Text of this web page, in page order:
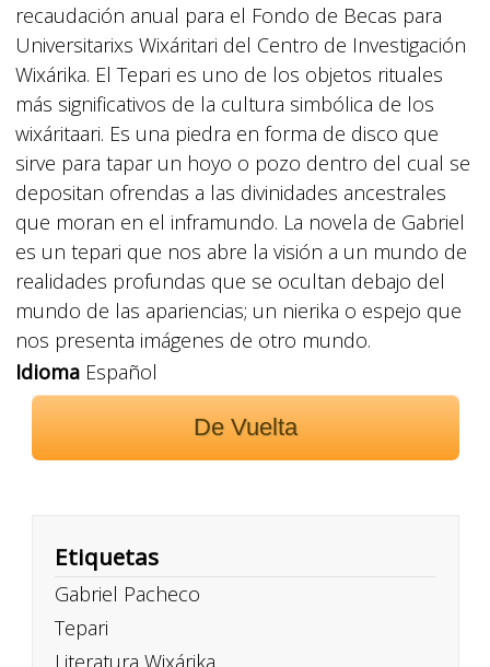
recaudación anual para el Fondo de Becas para
Universitarixs Wixáritari del Centro de Investigación
Wixárika. El Tepari es uno de los objetos rituales
más significativos de la cultura simbólica de los
wixáritaari. Es una piedra en forma de disco que
sirve para tapar un hoyo o pozo dentro del cual se
depositan ofrendas a las divinidades ancestrales
que moran en el inframundo. La novela de Gabriel
es un tepari que nos abre la visión a un mundo de
realidades profundas que se ocultan debajo del
mundo de las apariencias; un nierika o espejo que
nos presenta imágenes de otro mundo.
IdiomaEspañol
De Vuelta
Etiquetas
Gabriel Pacheco
Tepari
Literatura Wixárika